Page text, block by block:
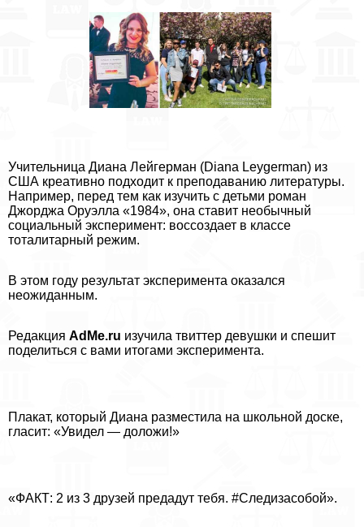
Учительница Диана Лейгерман (Diana Leygerman) из
США креативно подходит к преподаванию литературы.
Например, перед тем как изучить с детьми роман
Джорджа Оруэлла «1984», она ставит необычный
социальный эксперимент: воссоздает в классе
тоталитарный режим.
В этом году результат эксперимента оказался
неожиданным.
Редакция AdMe.ru изучила твиттер дeвyшки и спешит
поделиться с вами итогами эксперимента.
Плакат, который Диана разместила на школьной доске,
гласит: «Увидел — доложи!»
«ФАКТ: 2 из 3 друзей предадут тебя. #Следизасобой».